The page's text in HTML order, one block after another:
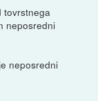
tovrstnega
neposredni
neposredni